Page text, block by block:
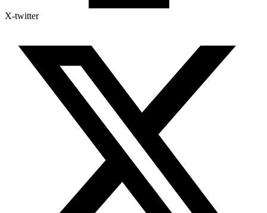
X-twitter